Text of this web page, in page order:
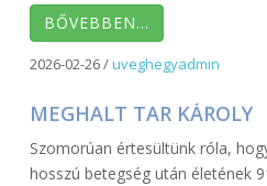
BŐVEBBEN…
2026-02-26/uveghegyadmin
MEGHALT TAR KÁROLY
Szomorúan értesültünk róla,
hosszú betegség után életének